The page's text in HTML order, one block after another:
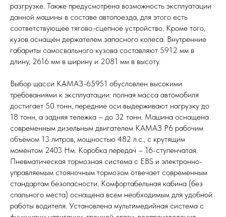
разгрузке. Также предусмотрена возможность эксплуатации
данной машины в составе автопоезда, для этого есть
соответствующее тягово-сцепное устройство. Кроме того,
кузов оснащён держателем запасного колеса. Внутренние
габариты самосвального кузова составляют 5912 мм в
длину, 2616 мм в ширину и 2081 мм в высоту.
Выбор шасси КАМАЗ-65951 обусловлен высокими
требованиями к эксплуатации: полная масса автомобиля
достигает 50 тонн, передние оси выдерживают нагрузку до
18 тонн, а задняя тележка – до 32 тонн. Машина оснащена
современным дизельным двигателем КАМАЗ Р6 рабочим
объёмом 13 литров, мощностью 482 л.с., с крутящим
моментом 2403 Нм. Коробка передач – 16-ступенчатая.
Пневматическая тормозная система с EBS и электронно-
управляемым стояночным тормозом отвечает современным
стандартам безопасности. Комфортабельная кабина (без
спального места) оснащена всем необходимым для удобной
работы водителя. Установлена мультимедийная система с